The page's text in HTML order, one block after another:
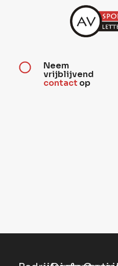
Neem
vrijblijvend
contact op